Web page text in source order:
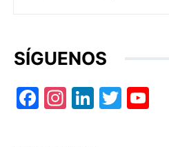
SÍGUENOS
Facebook
Instagram
LinkedIn
Twitter